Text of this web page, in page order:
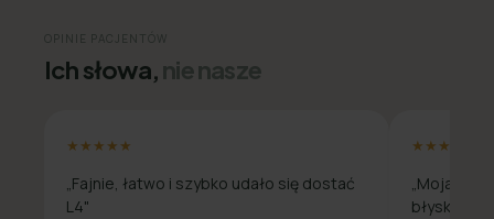
OPINIE PACJENTÓW
Ich słowa,nie nasze
★★★★★
„Fajnie, łatwo i szybko udało się dostać
L4"
★★★★★
„Moja